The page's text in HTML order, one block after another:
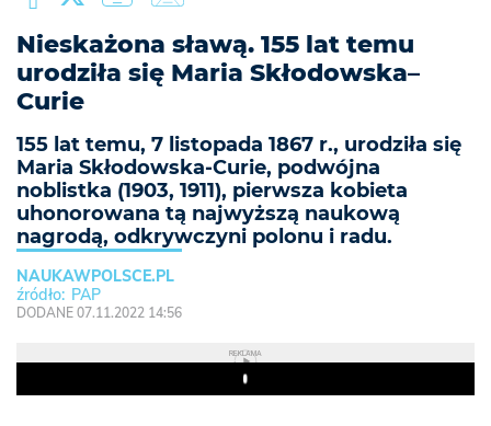
Nieskażona sławą. 155 lat temu
urodziła się Maria Skłodowska–
Curie
155 lat temu, 7 listopada 1867 r., urodziła się
Maria Skłodowska-Curie, podwójna
noblistka (1903, 1911), pierwsza kobieta
uhonorowana tą najwyższą naukową
nagrodą, odkrywczyni polonu i radu.
NAUKAWPOLSCE.PL
PAP
DODANE 07.11.2022 14:56
REKLAMA
Play